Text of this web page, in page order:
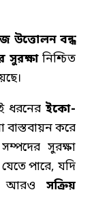
উত্তোলন বন্ধ
সুরক্ষানিশ্চিত
ধরনেরইকো-
করে
সুরক্ষা
পারে, যদি
আরও সক্রিয়